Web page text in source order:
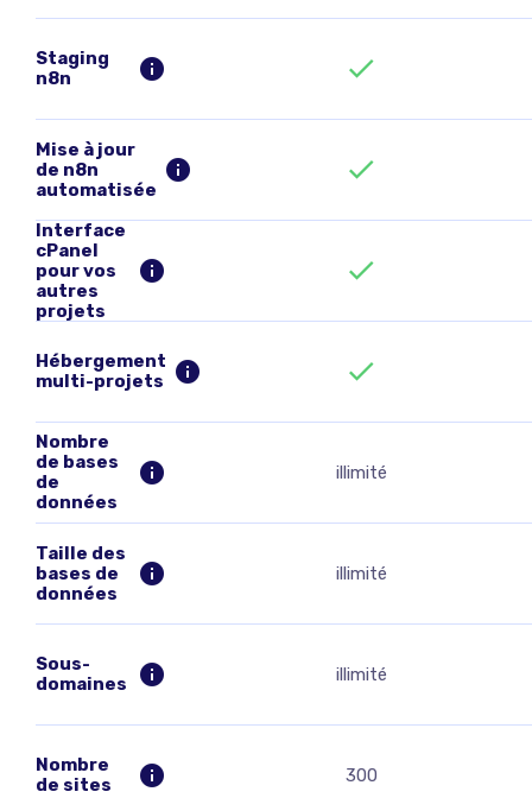
Staging
n8n
Mise à jour
de n8n
automatisée
Interface
cPanel
pour vos
autres
projets
Hébergement
multi-projets
Nombre
de bases
de
données
Taille des
bases de
données
Sous-
domaines
Nombre
de sites
illimité
illimité
illimité
300